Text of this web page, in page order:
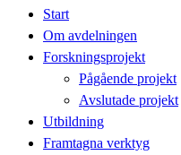
Start
Om avdelningen
Forskningsprojekt
Pågående projekt
Avslutade projekt
Utbildning
Framtagna verktyg